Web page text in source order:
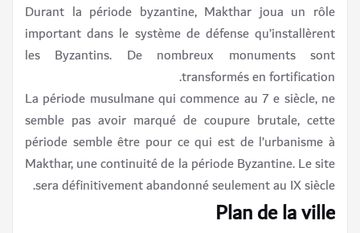
Durant la période byzantine, Makthar joua un rôle
important dans le système de défense qu’installèrent
les Byzantins. De nombreux monuments sont
transformés en fortification.
La période musulmane qui commence au 7 e siècle, ne
semble pas avoir marqué de coupure brutale, cette
période semble être pour ce qui est de l’urbanisme à
Makthar, une continuité de la période Byzantine. Le site
sera définitivement abandonné seulement au IX siècle.
Plan de la ville